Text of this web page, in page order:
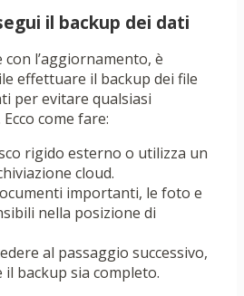
il backup dei dati
l’aggiornamento, è
effettuare il backup dei file
per evitare qualsiasi
come fare:
rigido esterno o utilizza un
cloud.
importanti, le foto e
nella posizione di
al passaggio successivo,
il backup sia completo.